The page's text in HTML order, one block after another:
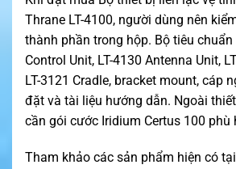
Thrane LT-4100, người dùng nên
thành phần trong hộp. Bộ tiêu chuẩn
Control Unit, LT-4130 Antenna Unit,
LT-3121 Cradle, bracket mount, cáp
đặt và tài liệu hướng dẫn. Ngoài
cần gói cước Iridium Certus 100 phù
Tham khảo các sản phẩm hiện có tại